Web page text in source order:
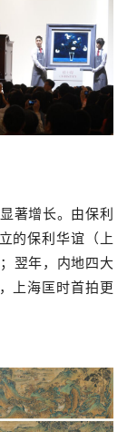
著增长。由保利
的保利华谊（上
翌年，内地四大
上海匡时首拍更